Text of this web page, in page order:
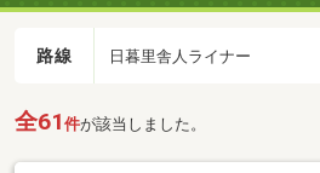
路線 日暮里舎人ライナー
全61 件が該当しました。